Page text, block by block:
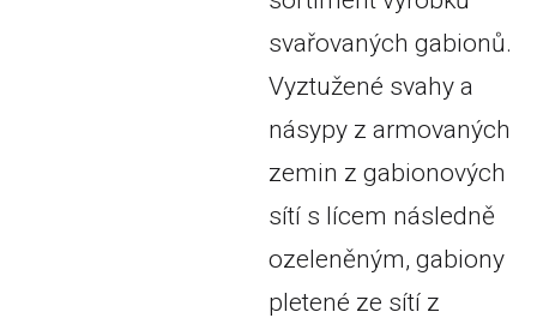
svařovaných gabionů.
Vyztužené svahy a
násypy z armovaných
zemin z gabionových
sítí s lícem následně
ozeleněným, gabiony
pletené ze sítí z